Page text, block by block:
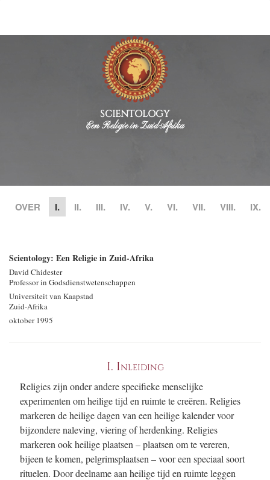
SCIENTOLOGY
Een Religie in Zuid-Afrika
OVER I. II. III. IV. V. VI. VII. VIII. IX.
Scientology: Een Religie in Zuid-Afrika
David Chidester
Professor in Godsdienst­wetenschappen
Universiteit van Kaapstad
Zuid-Afrika
oktober 1995
I. Inleiding
Religies zijn onder andere specifieke menselijke
experimenten om heilige tijd en ruimte te creëren. Religies
markeren de heilige dagen van een heilige kalender voor
bijzondere naleving, viering of herdenking. Religies
markeren ook heilige plaatsen – plaatsen om te vereren,
bijeen te komen, pelgrimsplaatsen – voor een speciaal soort
rituelen. Door deelname aan heilige tijd en ruimte leggen